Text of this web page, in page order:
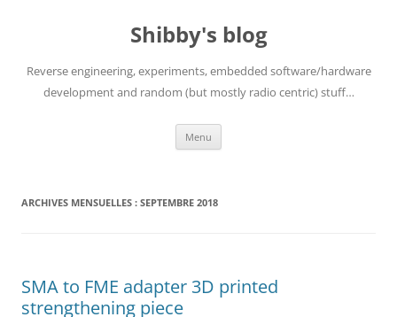
Shibby's blog
Reverse engineering, experiments, embedded software/hardware
development and random (but mostly radio centric) stuff…
Menu
ARCHIVES MENSUELLES : SEPTEMBRE 2018
SMA to FME adapter 3D printed
strengthening piece